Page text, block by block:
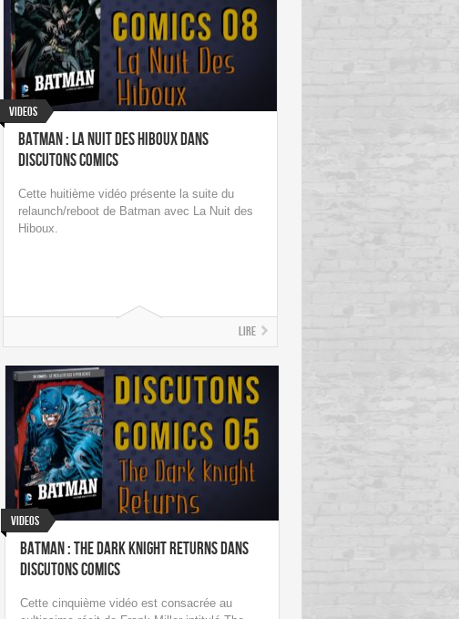
Videos
Batman : La Nuit des Hiboux dans
Discutons Comics
Cette huitième vidéo présente la suite du
relaunch/reboot de Batman avec La Nuit des
Hiboux.
Lire
Videos
Batman : The Dark Knight Returns dans
Discutons Comics
Cette cinquième vidéo est consacrée au